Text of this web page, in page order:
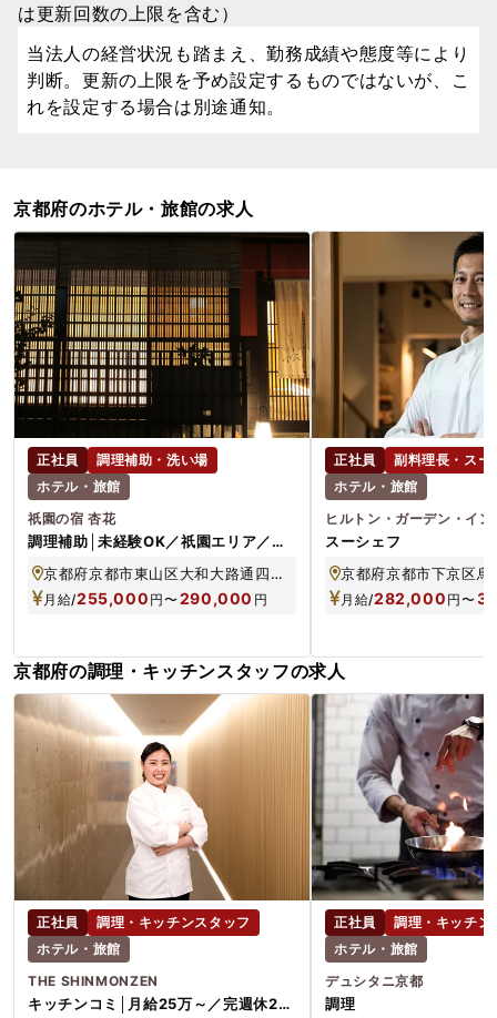
は更新回数の上限を含む）
当法人の経営状況も踏まえ、勤務成績や態度等により
判断。更新の上限を予め設定するものではないが、こ
れを設定する場合は別途通知。
京都府のホテル・旅館の求人
正社員
調理補助・洗い場
ホテル・旅館
祇園の宿 杏花
調理補助│未経験OK／祇園エリア／年
収320～360万／賞与年3回／週休2日
京都府京都市東山区大和大路通四条上る二筋目東入末吉町86番地
月給/255,000 円〜290,000 円
正社員
副料理長・スー
ホテル・旅館
ヒルトン・ガーデン・イ
スーシェフ
月給/282,000 円〜
京都府の調理・キッチンスタッフの求人
正社員
調理・キッチンスタッフ
ホテル・旅館
THE SHINMONZEN
キッチンコミ│月給25万～／完週休2日
正社員
調理・キッチン
ホテル・旅館
デュシタニ京都
調理